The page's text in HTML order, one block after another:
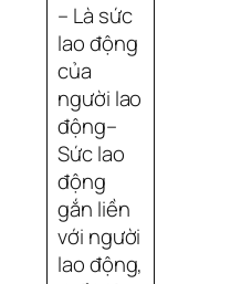
– Là sức
lao động
của
người lao
động–
Sức lao
động
gắn liền
với người
lao động,